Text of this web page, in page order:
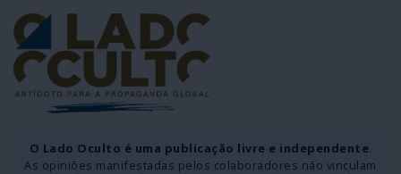
O Lado Oculto é uma publicação livre e independente.
As opiniões manifestadas pelos colaboradores não vinculam